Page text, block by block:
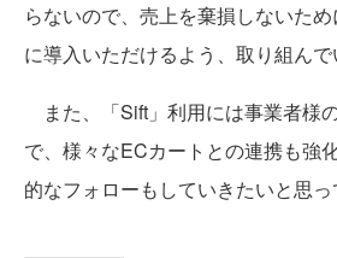
らないので、売上を棄損しないた
に導入いただけるよう、取り組んで
また、「Sift」利用には事業者様
で、様々なECカートとの連携も強
的なフォローもしていきたいと思っ